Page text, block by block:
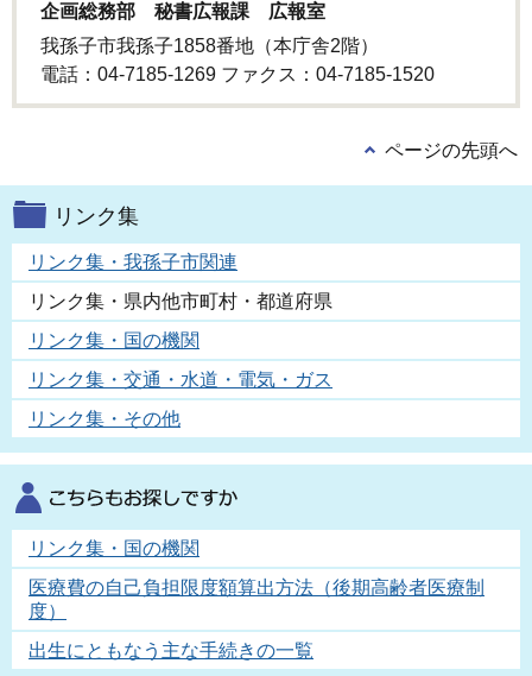
企画総務部 秘書広報課 広報室
我孫子市我孫子1858番地（本庁舎2階）
電話：04-7185-1269 ファクス：04-7185-1520
ページの先頭へ
リンク集
リンク集・我孫子市関連
リンク集・県内他市町村・都道府県
リンク集・国の機関
リンク集・交通・水道・電気・ガス
リンク集・その他
リンク集・国の機関
医療費の自己負担限度額算出方法（後期高齢者医療制
度）
出生にともなう主な手続きの一覧